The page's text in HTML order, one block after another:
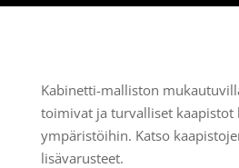
Kabinetti-malliston
toimivat ja turvalliset kaapistot
ympäristöihin. Katso
lisävarusteet.